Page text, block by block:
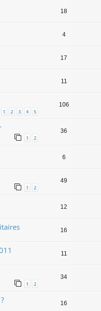
18
4
17
11
1 2 3 4 5
106
1 2
36
6
1 2
49
12
16
11
1 2
34
16